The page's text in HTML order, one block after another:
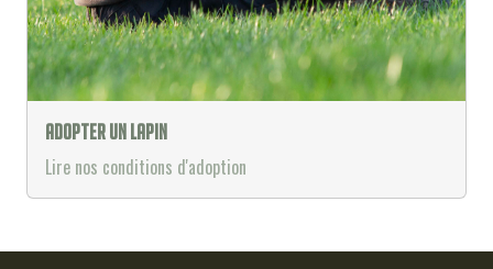
Adopter un lapin
Lire nos conditions d'adoption